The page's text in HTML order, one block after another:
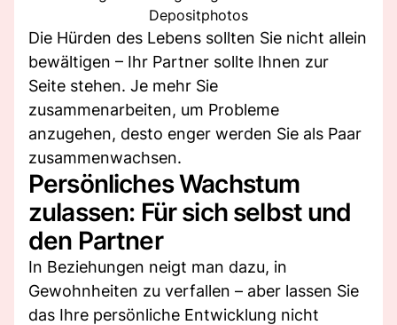
Depositphotos
Die Hürden des Lebens sollten Sie nicht allein
bewältigen – Ihr Partner sollte Ihnen zur
Seite stehen. Je mehr Sie
zusammenarbeiten, um Probleme
anzugehen, desto enger werden Sie als Paar
zusammenwachsen.
Persönliches Wachstum
zulassen: Für sich selbst und
den Partner
In Beziehungen neigt man dazu, in
Gewohnheiten zu verfallen – aber lassen Sie
das Ihre persönliche Entwicklung nicht